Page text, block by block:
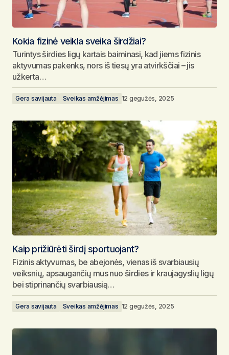
Kokia fizinė veikla sveika širdžiai?
Turintys širdies ligų kartais baiminasi, kad jiems fizinis
aktyvumas pakenks, nors iš tiesų yra atvirkščiai – jis
užkerta…
Gera savijauta Sveikas amžėjimas 12 gegužės, 2025
Kaip prižiūrėti širdį sportuojant?
Fizinis aktyvumas, be abejonės, vienas iš svarbiausių
veiksnių, apsaugančių mus nuo širdies ir kraujagyslių ligų
bei stiprinančių svarbiausią…
Gera savijauta Sveikas amžėjimas 12 gegužės, 2025